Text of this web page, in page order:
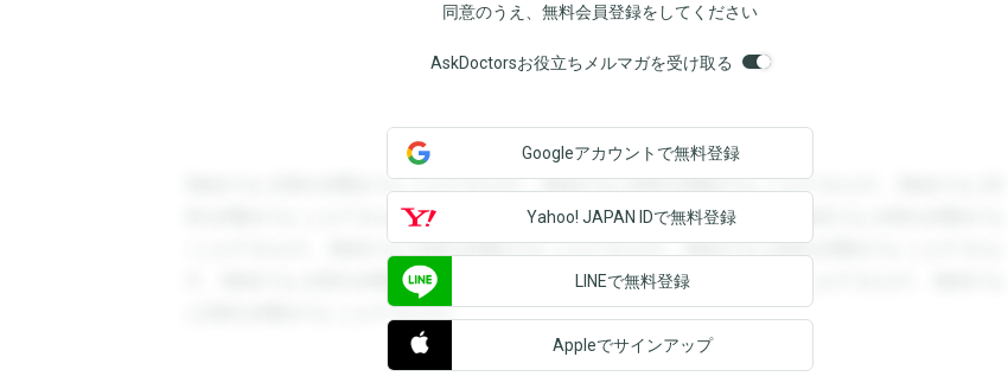
同意のうえ、無料会員登録をしてください
AskDoctorsお役立ちメルマガを受け取る
登録すると回答を閲覧することができます。登録すると回答を閲覧することができます。登録すると回
答を閲覧することができます。登録すると回答を閲覧することができます。登録すると回答を閲覧する
ことができます。登録すると回答を閲覧することができます。登録すると回答を閲覧することができま
す。登録すると回答を閲覧することができます。登録すると回答を閲覧することができます。登録する
と回答を閲覧することができます。
Googleアカウントで無料登録
Yahoo! JAPAN IDで無料登録
LINEで無料登録
Appleでサインアップ